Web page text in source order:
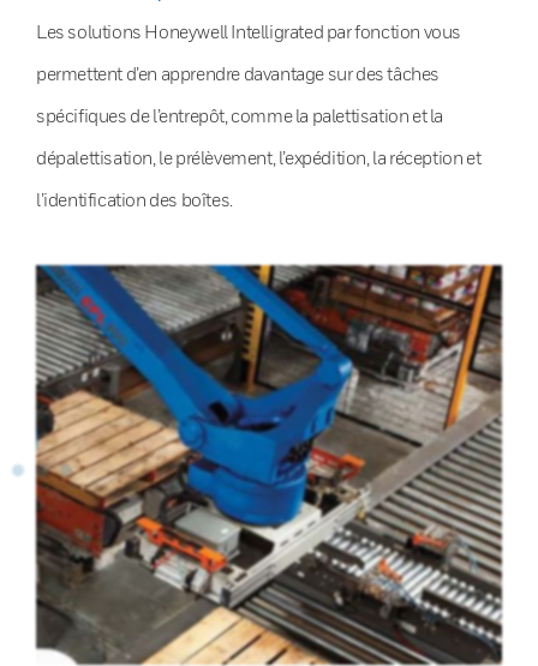
Les solutions Honeywell Intelligrated par fonction vous
permettent d’en apprendre davantage sur des tâches
spécifiques de l’entrepôt, comme la palettisation et la
dépalettisation, le prélèvement, l’expédition, la réception et
l’identification des boîtes.